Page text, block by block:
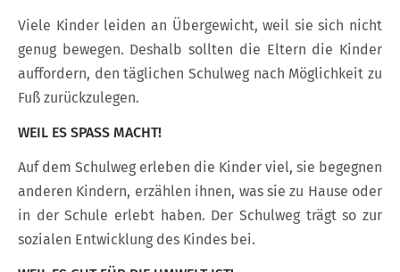
Viele Kinder leiden an Übergewicht, weil sie sich nicht
genug bewegen. Deshalb sollten die Eltern die Kinder
auffordern, den täglichen Schulweg nach Möglichkeit zu
Fuß zurückzulegen.
WEIL ES SPASS MACHT!
Auf dem Schulweg erleben die Kinder viel, sie begegnen
anderen Kindern, erzählen ihnen, was sie zu Hause oder
in der Schule erlebt haben. Der Schulweg trägt so zur
sozialen Entwicklung des Kindes bei.